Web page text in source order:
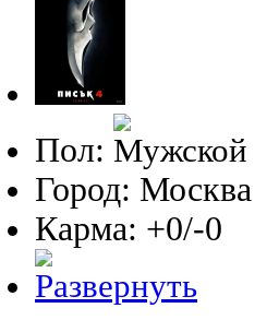
Пол:
Город: Москва
Карма: +0/-0